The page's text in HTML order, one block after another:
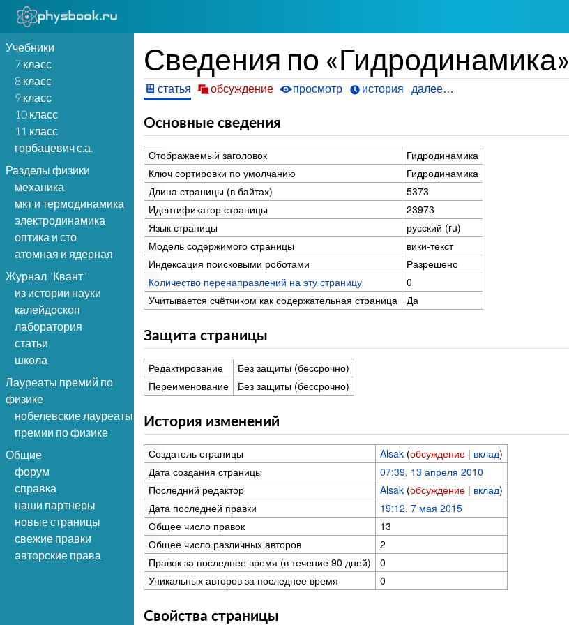
Учебники
7 класс
8 класс
9 класс
10 класс
11 класс
горбацевич с.а.
Разделы физики
механика
мкт и термодинамика
электродинамика
оптика и сто
атомная и ядерная
Журнал "Квант"
из истории науки
калейдоскоп
лаборатория
статьи
школа
Лауреаты премий по
физике
нобелевские лауреаты
премии по физике
Общие
форум
справка
наши партнеры
новые страницы
свежие правки
авторские права
Сведения по «Гидродинамика»
статья обсуждение просмотр история далее…
Основные сведения
Отображаемый заголовок
Гидродинамика
Ключ сортировки по умолчанию
Гидродинамика
Длина страницы (в байтах)
5373
Идентификатор страницы
23973
Язык страницы
русский (ru)
Модель содержимого страницы
вики-текст
Индексация поисковыми роботами
Разрешено
Количество перенаправлений на эту страницу
0
Учитывается счётчиком как содержательная страница
Да
Защита страницы
Редактирование
Без защиты (бессрочно)
Переименование
Без защиты (бессрочно)
История изменений
Создатель страницы Alsak (обсуждение| вклад)
Дата создания страницы
07:39, 13 апреля 2010
Последний редактор
Alsak (обсуждение| вклад)
Дата последней правки
19:12, 7 мая 2015
Общее число правок
13
Общее число различных авторов
2
Правок за последнее время (в течение 90 дней)
0
Уникальных авторов за последнее время
0
Свойства страницы